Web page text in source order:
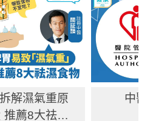
解濕氣重原
推薦8大祛濕
中醫